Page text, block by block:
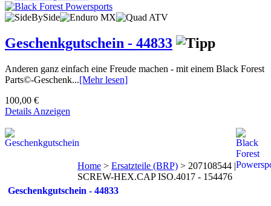
Geschenkgutschein - 44833
Anderen ganz einfach eine Freude machen - mit einem Black Forest
Parts©-Geschenk...[Mehr lesen]
100,00 €
Details Anzeigen
Geschenkgutschein - 44833
Home > Ersatzteile (BRP) > 207108544 |
SCREW-HEX.CAP ISO.4017 - 154476